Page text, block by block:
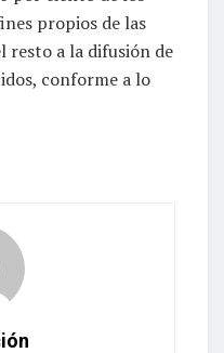
propios de las
resto a la difusión de
conforme a lo